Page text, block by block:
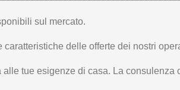
sul mercato.
delle offerte dei nostri
tue esigenze di casa. La consulenza